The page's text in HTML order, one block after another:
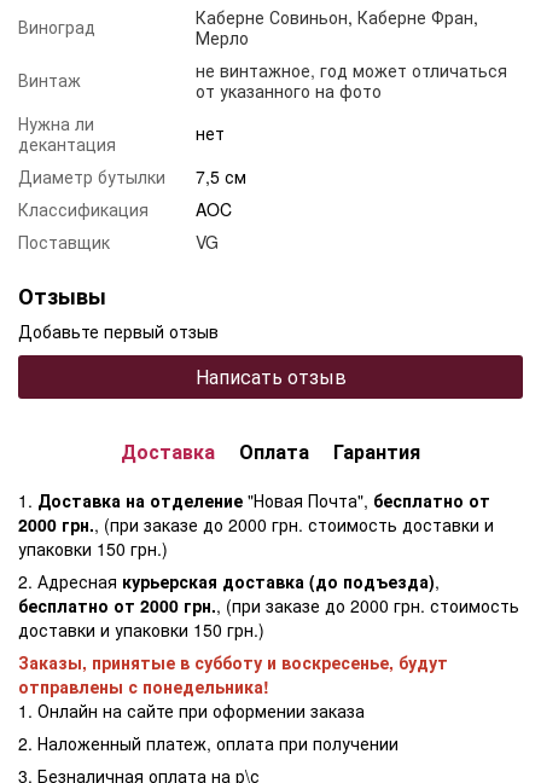
Виноград Каберне Совиньон, Каберне Фран,
Мерло
Винтаж
не винтажное, год может отличаться
от указанного на фото
Нужна ли
декантация
нет
Диаметр бутылки
7,5 см
Классификация
AOC
Поставщик
VG
Отзывы
Добавьте первый отзыв
Написать отзыв
Доставка Оплата Гарантия
1. Доставка на отделение "Новая Почта", бесплатно от
2000 грн., (при заказе до 2000 грн. стоимость доставки и
упаковки 150 грн.)
2. Адресная курьерская доставка (до подъезда),
бесплатно от 2000 грн., (при заказе до 2000 грн. стоимость
доставки и упаковки 150 грн.)
Заказы, принятые в субботу и воскресенье, будут
отправлены с понедельника!
1. Онлайн на сайте при оформении заказа
2. Наложенный платеж, оплата при получении
3. Безналичная оплата на р\с